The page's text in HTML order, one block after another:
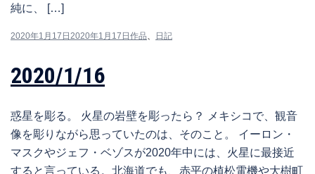
純に、 […]
2020年1月17日 2020年1月17日 作品、 日記
2020/1/16
惑星を彫る。 火星の岩壁を彫ったら？ メキシコで、観音
像を彫りながら思っていたのは、そのこと。 イーロン・
マスクやジェフ・ベゾスが2020年中には、火星に最接近
すると言っている。北海道でも、赤平の植松電機や大樹町